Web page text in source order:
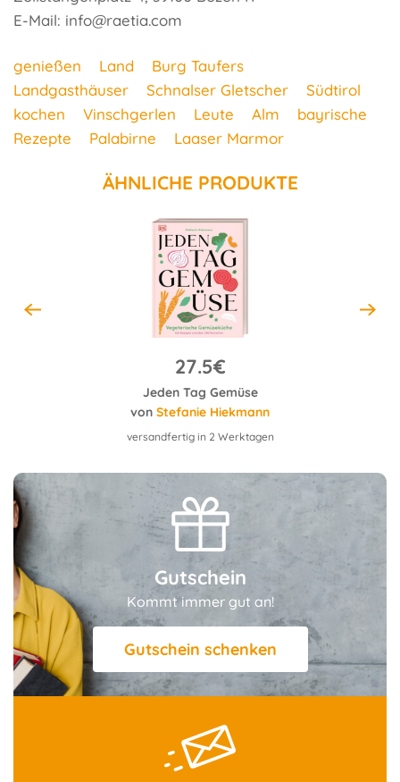
E-Mail: info@raetia.com
genießen Land
Burg Taufers
Landgasthäuser
Schnalser Gletscher
Südtirol
kochen
Vinschgerlen Leute Alm
bayrische
Rezepte
Palabirne Laaser Marmor
ÄHNLICHE PRODUKTE
27.5€
Jeden Tag Gemüse
von Stefanie Hiekmann
versandfertig in 2 Werktagen
Gutschein
Kommt immer gut an!
Gutschein schenken